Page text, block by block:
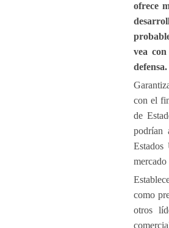
ofrece
vea
con el
de
podrían
Estados
mercado
como
otros